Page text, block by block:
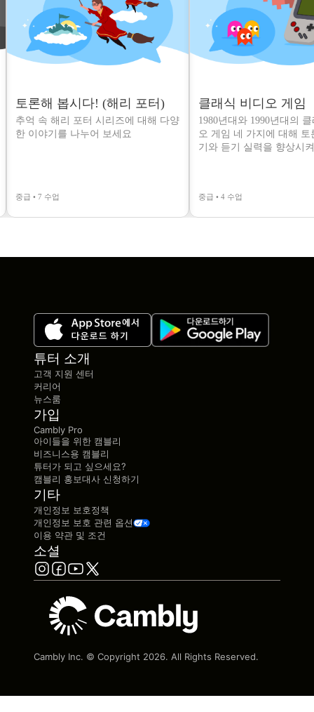
토론해 봅시다! (해리 포터)
추억 속 해리 포터 시리즈에 대해 다양
한 이야기를 나누어 보세요
중급 • 7 수업
클래식 비디오 게임
1980년대와 1990년대의
오 게임 네 가지에 대해 토
기와 듣기 실력을 향상시
중급 • 4 수업
튜터 소개
고객 지원 센터
커리어
뉴스룸
가입
Cambly Pro
아이들을 위한 캠블리
비즈니스용 캠블리
튜터가 되고 싶으세요?
캠블리 홍보대사 신청하기
기타
개인정보 보호정책
개인정보 보호 관련 옵션
이용 약관 및 조건
소셜
Cambly Inc. © Copyright 2026. All Rights Reserved.